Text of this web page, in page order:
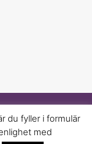
du fyller i formulär
med